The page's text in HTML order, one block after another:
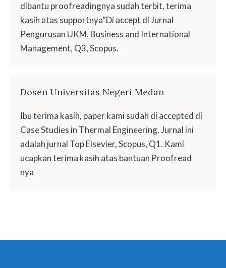
dibantu proofreadingnya sudah terbit, terima
kasih atas supportnya”Di accept di Jurnal
Pengurusan UKM, Business and International
Management, Q3, Scopus.
Dosen Universitas Negeri Medan
Ibu terima kasih, paper kami sudah di accepted di
Case Studies in Thermal Engineering. Jurnal ini
adalah jurnal Top Elsevier, Scopus, Q1. Kami
ucapkan terima kasih atas bantuan Proofread
nya